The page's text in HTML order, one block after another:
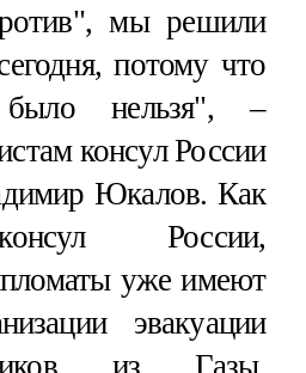
мы решили
потому что
было нельзя", –
консул России
Юкалов. Как
России,
уже имеют
эвакуации